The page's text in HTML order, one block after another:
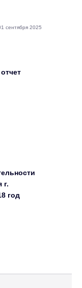
г.
год
сентября 2025